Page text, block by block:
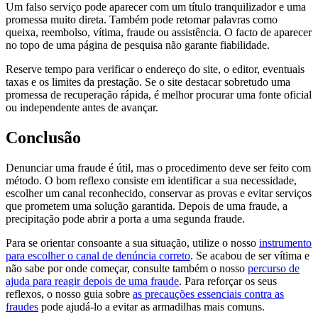
Um falso serviço pode aparecer com um título tranquilizador e uma
promessa muito direta. Também pode retomar palavras como
queixa, reembolso, vítima, fraude ou assistência. O facto de aparecer
no topo de uma página de pesquisa não garante fiabilidade.
Reserve tempo para verificar o endereço do site, o editor, eventuais
taxas e os limites da prestação. Se o site destacar sobretudo uma
promessa de recuperação rápida, é melhor procurar uma fonte oficial
ou independente antes de avançar.
Conclusão
Denunciar uma fraude é útil, mas o procedimento deve ser feito com
método. O bom reflexo consiste em identificar a sua necessidade,
escolher um canal reconhecido, conservar as provas e evitar serviços
que prometem uma solução garantida. Depois de uma fraude, a
precipitação pode abrir a porta a uma segunda fraude.
Para se orientar consoante a sua situação, utilize o nosso instrumento
para escolher o canal de denúncia correto. Se acabou de ser vítima e
não sabe por onde começar, consulte também o nosso percurso de
ajuda para reagir depois de uma fraude. Para reforçar os seus
reflexos, o nosso guia sobre as precauções essenciais contra as
fraudes pode ajudá-lo a evitar as armadilhas mais comuns.